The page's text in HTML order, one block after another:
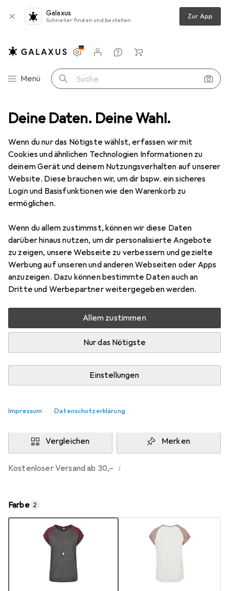
Deine Daten. Deine Wahl.
Wenn du nur das Nötigste wählst, erfassen wir mit
Cookies und ähnlichen Technologien Informationen zu
deinem Gerät und deinem Nutzungsverhalten auf unserer
Website. Diese brauchen wir, um dir bspw. ein sicheres
Login und Basisfunktionen wie den Warenkorb zu
ermöglichen.
Wenn du allem zustimmst, können wir diese Daten
darüber hinaus nutzen, um dir personalisierte Angebote
zu zeigen, unsere Webseite zu verbessern und gezielte
Werbung auf unseren und anderen Webseiten oder Apps
anzuzeigen. Dazu können bestimmte Daten auch an
Dritte und Werbepartner weitergegeben werden.
Allem zustimmen
Nur das Nötigste
Einstellungen
Impressum Datenschutzerklärung
Galaxus
Schneller finden und bestellen Zur App
Navigation nach Kategorien
Menü Suche
Einstellungen
Kundenkonto
Vergleichslisten
Merklisten
Warenkorb
Bekleidung Shirts Urban Classics Ladies Contrast Raglan Tee
14 Bilder
Urban Classics Ladies Contrast Raglan
XXL
Preis in EUR inkl. MwSt.
EUR
24,45
Bewertungen Marke
Mehr von Urban Classics
Mehr als 10 Stück an Lager beim Drittanbieter
Lieferort angeben für genaue Lieferzeit
StockNet ConnectFR
In den Warenkorb
Vergleichen Merken
Kostenloser Versand ab 30,– i
Farbe 2